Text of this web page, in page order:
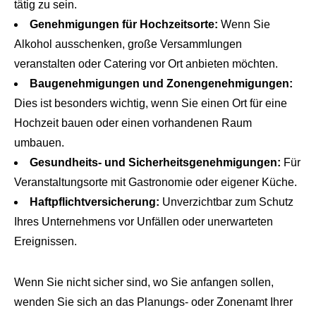
tätig zu sein.
Genehmigungen für Hochzeitsorte: Wenn Sie
Alkohol ausschenken, große Versammlungen
veranstalten oder Catering vor Ort anbieten möchten.
Baugenehmigungen und Zonengenehmigungen:
Dies ist besonders wichtig, wenn Sie einen Ort für eine
Hochzeit bauen oder einen vorhandenen Raum
umbauen.
Gesundheits- und Sicherheitsgenehmigungen: Für
Veranstaltungsorte mit Gastronomie oder eigener Küche.
Haftpflichtversicherung: Unverzichtbar zum Schutz
Ihres Unternehmens vor Unfällen oder unerwarteten
Ereignissen.
Wenn Sie nicht sicher sind, wo Sie anfangen sollen,
wenden Sie sich an das Planungs- oder Zonenamt Ihrer